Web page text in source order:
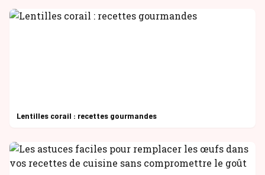
Lentilles corail : recettes gourmandes